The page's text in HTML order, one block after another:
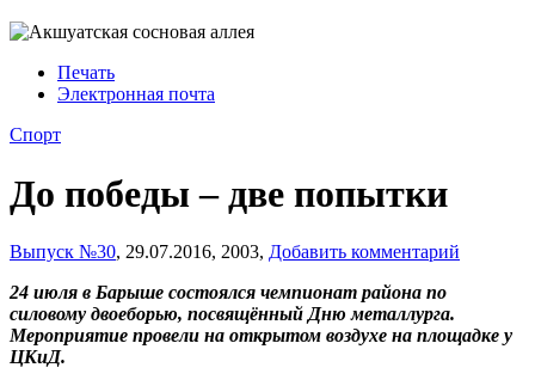
Печать
Электронная почта
Спорт
До победы – две попытки
Выпуск №30, 29.07.2016, 2003, Добавить комментарий
24 июля в Барыше состоялся чемпионат района по
силовому двоеборью, посвящённый Дню металлурга.
Мероприятие провели на открытом воздухе на площадке у
ЦКиД.